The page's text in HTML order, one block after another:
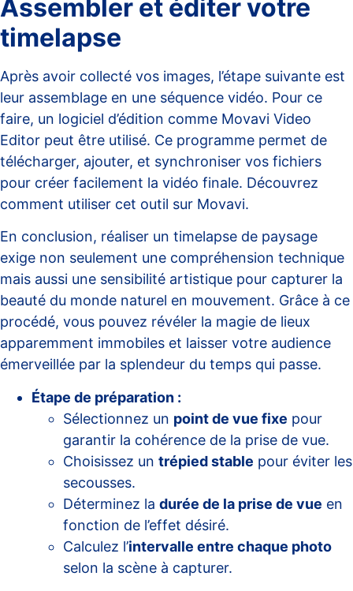
Assembler et éditer votre
timelapse
Après avoir collecté vos images, l’étape suivante est
leur assemblage en une séquence vidéo. Pour ce
faire, un logiciel d’édition comme Movavi Video
Editor peut être utilisé. Ce programme permet de
télécharger, ajouter, et synchroniser vos fichiers
pour créer facilement la vidéo finale. Découvrez
comment utiliser cet outil sur Movavi.
En conclusion, réaliser un timelapse de paysage
exige non seulement une compréhension technique
mais aussi une sensibilité artistique pour capturer la
beauté du monde naturel en mouvement. Grâce à ce
procédé, vous pouvez révéler la magie de lieux
apparemment immobiles et laisser votre audience
émerveillée par la splendeur du temps qui passe.
Étape de préparation :
Sélectionnez un point de vue fixe pour
garantir la cohérence de la prise de vue.
Choisissez un trépied stable pour éviter les
secousses.
Déterminez la durée de la prise de vue en
fonction de l’effet désiré.
Calculez l’intervalle entre chaque photo
selon la scène à capturer.